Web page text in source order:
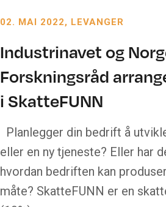
02. MAI 2022 LEVANGER
Industrinavet og
Forskningsråd
i SkatteFUNN
Planlegger din bedrift å
eller en ny tjeneste? Eller har
hvordan bedriften kan
måte? SkatteFUNN er en